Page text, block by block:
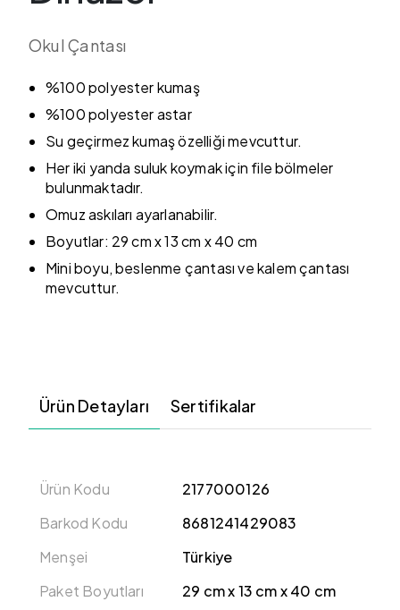
Okul Çantası
%100 polyester kumaş
%100 polyester astar
Su geçirmez kumaş özelliği mevcuttur.
Her iki yanda suluk koymak için file bölmeler
bulunmaktadır.
Omuz askıları ayarlanabilir.
Boyutlar: 29 cm x 13 cm x 40 cm
Mini boyu, beslenme çantası ve kalem çantası
mevcuttur.
Ürün Detayları Sertifikalar
Ürün Kodu
2177000126
Barkod Kodu
8681241429083
Menşei
Türkiye
Paket Boyutları
29 cm x 13 cm x 40 cm